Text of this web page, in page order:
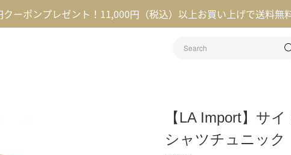
ーポンプレゼント！11,000円（税込）以上お買い上げで送料無
【LA Import】サ
シャツチュニック